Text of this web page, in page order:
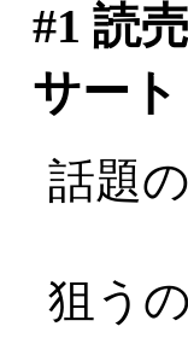
#1 読
サー
話題
狙う